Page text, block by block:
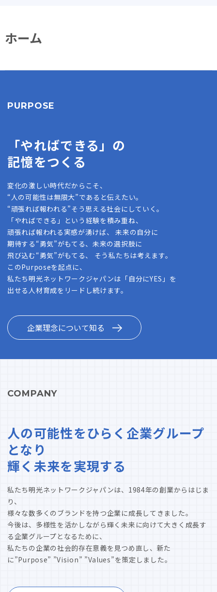
ホーム
PURPOSE
「やればできる」の
記憶をつくる
変化の激しい時代だからこそ、
“人の可能性は無限大”であると伝えたい。
“頑張れば報われる”そう思える社会にしていく。
「やればできる」という経験を積み重ね、
頑張れば報われる実感が湧けば、 未来の自分に
期待する“勇気”がもてる、未来の選択肢に
飛び込む“勇気”がもてる、 そう私たちは考えます。
このPurposeを起点に、
私たち明光ネットワークジャパンは「自分にYES」を
出せる人材育成をリードし続けます。
企業理念について知る
COMPANY
人の可能性をひらく企業グループ
となり
輝く未来を実現する
私たち明光ネットワークジャパンは、1984年の創業からはじま
り、
様々な数多くのブランドを持つ企業に成長してきました。
今後は、多様性を活かしながら輝く未来に向けて大きく成長す
る企業グループとなるために、
私たちの企業の社会的存在意義を見つめ直し、新た
に”Purpose” ”Vision” ”Values”を策定しました。